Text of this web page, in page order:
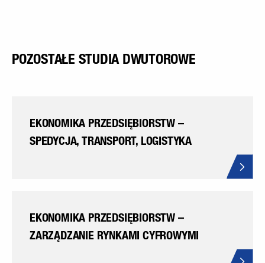
POZOSTAŁE STUDIA DWUTOROWE
EKONOMIKA PRZEDSIĘBIORSTW –
SPEDYCJA, TRANSPORT, LOGISTYKA
EKONOMIKA PRZEDSIĘBIORSTW –
ZARZĄDZANIE RYNKAMI CYFROWYMI